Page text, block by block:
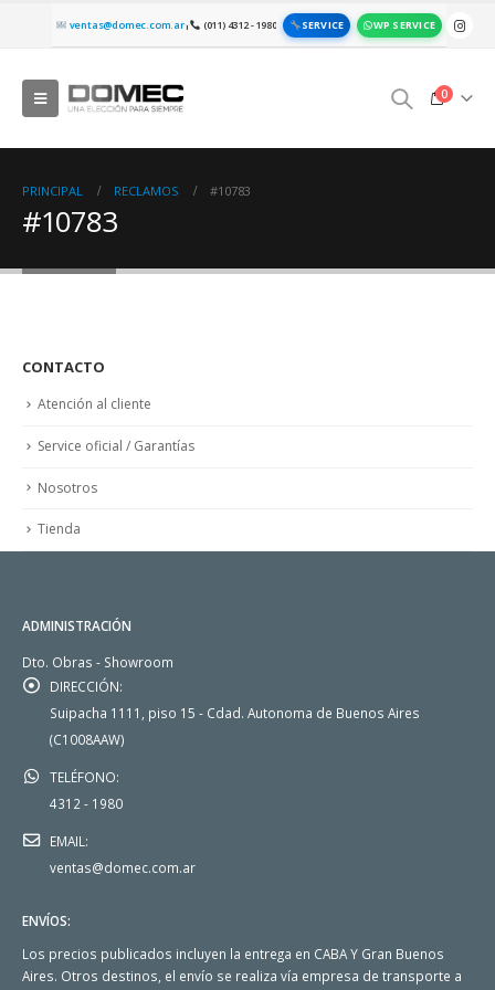
ventas@domec.com.ar| (011) 4312 - 1980 SERVICE WP SERVICE
0
PRINCIPAL RECLAMOS #10783
#10783
CONTACTO
Atención al cliente
Service oficial / Garantías
Nosotros
Tienda
ADMINISTRACIÓN
Dto. Obras - Showroom
DIRECCIÓN:
Suipacha 1111, piso 15 - Cdad. Autonoma de Buenos Aires
(C1008AAW)
TELÉFONO:
4312 - 1980
EMAIL:
ventas@domec.com.ar
ENVÍOS:
Los precios publicados incluyen la entrega en CABA Y Gran Buenos
Aires. Otros destinos, el envío se realiza vía empresa de transporte a